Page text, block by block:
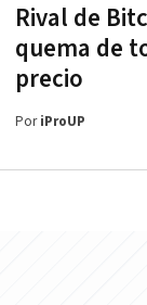
Rival de
quema de
precio
PoriProUP